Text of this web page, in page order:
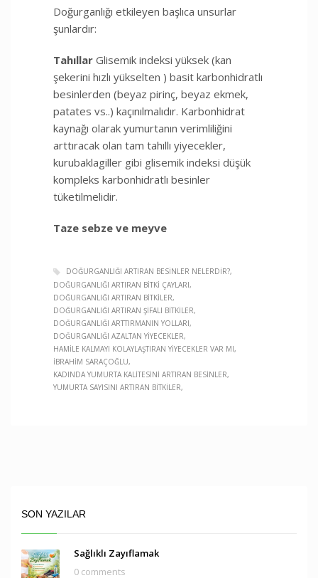
Doğurganlığı etkileyen başlıca unsurlar
şunlardır:
Tahıllar Glisemik indeksi yüksek (kan
şekerini hızlı yükselten ) basit karbonhidratlı
besinlerden (beyaz pirinç, beyaz ekmek,
patates vs..) kaçınılmalıdır. Karbonhidrat
kaynağı olarak yumurtanın verimliliğini
arttıracak olan tam tahıllı yiyecekler,
kurubaklagiller gibi glisemik indeksi düşük
kompleks karbonhidratlı besinler
tüketilmelidir.
Taze sebze ve meyve
DOĞURGANLIĞI ARTIRAN BESINLER NELERDIR?
DOĞURGANLIĞI ARTIRAN BITKI ÇAYLARI
DOĞURGANLIĞI ARTIRAN BITKILER
DOĞURGANLIĞI ARTIRAN ŞIFALI BITKILER
DOĞURGANLIĞI ARTTIRMANIN YOLLARI
DOĞURGANLIĞI AZALTAN YIYECEKLER
HAMILE KALMAYI KOLAYLAŞTIRAN YIYECEKLER VAR MI
IBRAHIM SARAÇOĞLU
KADINDA YUMURTA KALITESINI ARTIRAN BESINLER
YUMURTA SAYISINI ARTIRAN BITKILER
SON YAZILAR
Sağlıklı Zayıflamak
0 comments